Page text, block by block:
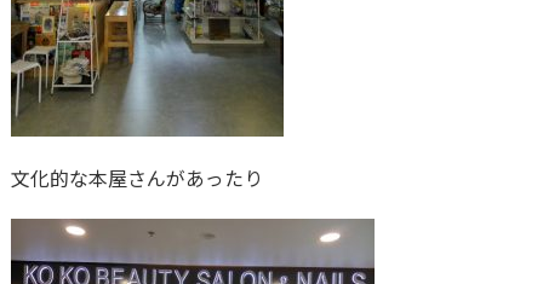
文化的な本屋さんがあったり